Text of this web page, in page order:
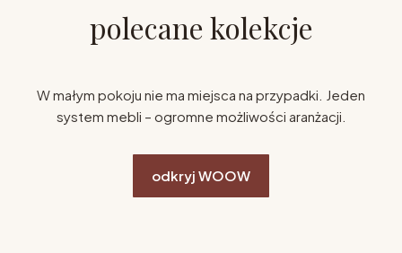
polecane kolekcje
W małym pokoju nie ma miejsca na przypadki. Jeden
system mebli – ogromne możliwości aranżacji.
odkryj WOOW